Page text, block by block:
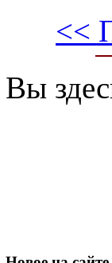
<<
Вы